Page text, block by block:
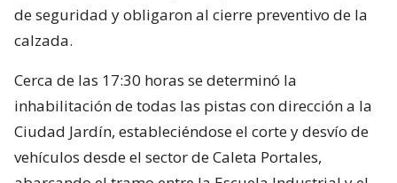
de seguridad y obligaron al cierre preventivo de la
calzada.
Cerca de las 17:30 horas se determinó la
inhabilitación de todas las pistas con dirección a la
Ciudad Jardín, estableciéndose el corte y desvío de
vehículos desde el sector de Caleta Portales,